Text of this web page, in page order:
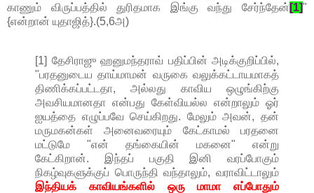
காணும் விருப்பத்தில் துரிதமாக இங்கு வந்து சேர்ந்தேன் [1]"
{என்றான் யுதாஜித்}.(5,6அ)
[1] தேசிராஜு ஹனுமந்தராவ் பதிப்பின் அடிக்குறிப்பில்,
"பரதனுடைய தாய்மாமன் வருகை வலுக்கட்டாயமாகத்
திணிக்கப்பட்டதா, அல்லது காவிய ஒழுங்கிற்கு
அவசியமானதா என்பது கேள்வியல்ல என்றாலும் ஓர்
ஐயத்தை எழுப்பவே செய்கிறது. மேலும் அவன், தன்
மருமகன்கள் அனைவரையும் கேட்காமல் பரதனை
மட்டுமே "என் தங்கையின் மகனை" என்று
கேட்கிறான். இந்தப் பகுதி இனி வரப்போகும்
நிகழ்வுகளுக்குப் பொருந்தி வந்தாலும், வராவிட்டாலும்
இந்தியக் காவியங்களில் ஒரு மாமா எப்போதும்